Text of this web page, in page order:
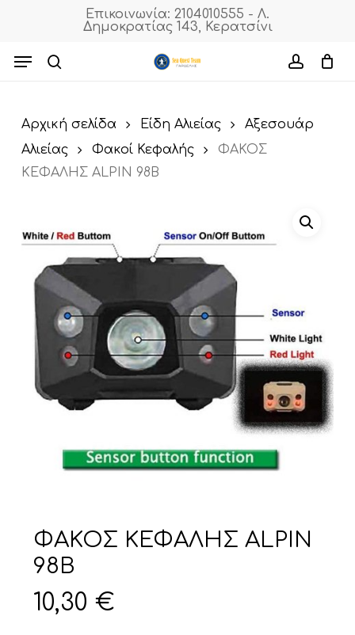
content
Επικοινωνία: 2104010555 - Λ.
Δημοκρατίας 143, Κερατσίνι
Menu
Cart
Αρχική σελίδα Είδη Αλιείας
Αξεσουάρ
Αλιείας
Φακοί Κεφαλής
ΦΑΚΟΣ
ΚΕΦΑΛΗΣ ALPIN 98B
ΦΑΚΟΣ ΚΕΦΑΛΗΣ ALPIN
98B
10,30 €